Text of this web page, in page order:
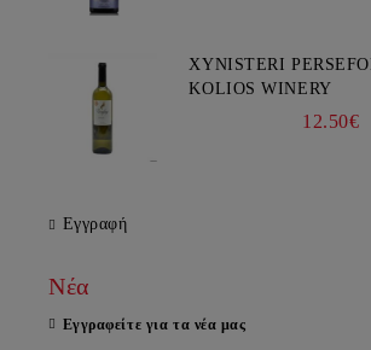
XYNISTERI
KOLIOS WINERY
12.50€
Εγγραφή
Νέα
Εγγραφείτε για τα νέα μας